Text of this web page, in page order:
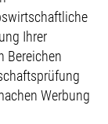
Ihrer
Bereichen
Werbung